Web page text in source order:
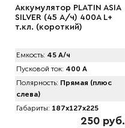
Аккумулятор PLATIN ASIA
SILVER (45 А/ч) 400A L+
т.кл. (короткий)
Емкость: 45 А/ч
Пусковой ток: 400 А
Полярность: Прямая (плюс
слева)
Габариты: 187x127x225
250 руб.